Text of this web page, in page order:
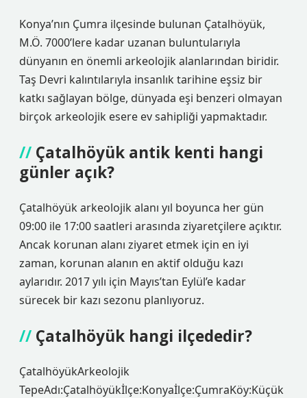
Konya’nın Çumra ilçesinde bulunan Çatalhöyük,
M.Ö. 7000’lere kadar uzanan buluntularıyla
dünyanın en önemli arkeolojik alanlarından biridir.
Taş Devri kalıntılarıyla insanlık tarihine eşsiz bir
katkı sağlayan bölge, dünyada eşi benzeri olmayan
birçok arkeolojik esere ev sahipliği yapmaktadır.
Çatalhöyük antik kenti hangi
günler açık?
Çatalhöyük arkeolojik alanı yıl boyunca her gün
09:00 ile 17:00 saatleri arasında ziyaretçilere açıktır.
Ancak korunan alanı ziyaret etmek için en iyi
zaman, korunan alanın en aktif olduğu kazı
aylarıdır. 2017 yılı için Mayıs’tan Eylül’e kadar
sürecek bir kazı sezonu planlıyoruz.
Çatalhöyük hangi ilçededir?
ÇatalhöyükArkeolojik
TepeAdı:Çatalhöyükİlçe:Konyaİlçe:ÇumraKöy:Küçük